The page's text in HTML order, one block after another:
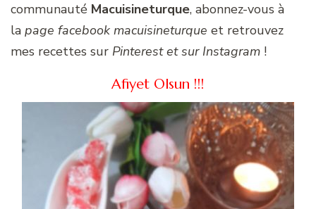
communauté Macuisineturque, abonnez-vous à
la page facebook macuisineturque et retrouvez
mes recettes sur Pinterest et sur Instagram !
Afiyet Olsun !!!